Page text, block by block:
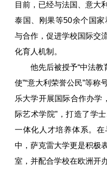
目前，已经与法国、意大
泰国、刚果等50余个国
与合作，促进学校国际交
化育人机制。
他先后被授予“中法教
使”“意大利荣誉公民”等
乐大学开展国际合作办学
际艺术学院”，打造了学
一体化人才培养体系。
中，萨克雷大学更是积极
室，并配合学校在欧洲开